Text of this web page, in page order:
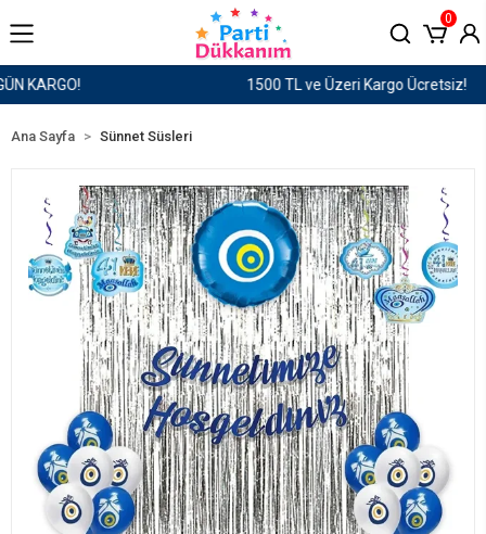
1500 TL ve Üzeri Kargo Ücretsiz!
0
Ana Sayfa Sünnet Süsleri